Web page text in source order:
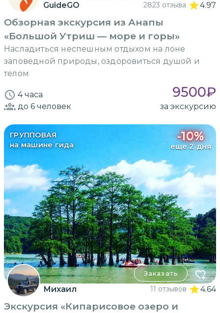
GuideGO 2823 отзыва 4.97
Обзорная экскурсия из Анапы
«Большой Утриш — море и горы»
Насладиться неспешным отдыхом на лоне
заповедной природы, оздоровиться душой и
телом
4 часа 9500₽
до 6 человек за экскурсию
ГРУППОВАЯ
на машине гида
-10%
еще 2 дня
Заказать
Михаил 11 отзывов 4.64
Экскурсия «Кипарисовое озеро и